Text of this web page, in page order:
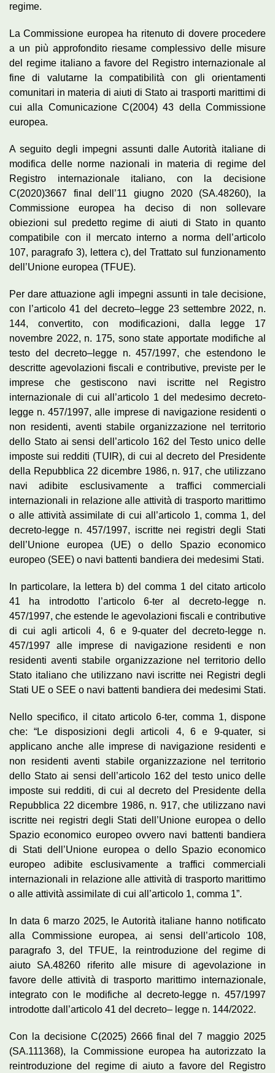
regime.
La Commissione europea ha ritenuto di dovere procedere
a un più approfondito riesame complessivo delle misure
del regime italiano a favore del Registro internazionale al
fine di valutarne la compatibilità con gli orientamenti
comunitari in materia di aiuti di Stato ai trasporti marittimi di
cui alla Comunicazione C(2004) 43 della Commissione
europea.
A seguito degli impegni assunti dalle Autorità italiane di
modifica delle norme nazionali in materia di regime del
Registro internazionale italiano, con la decisione
C(2020)3667 final dell’11 giugno 2020 (SA.48260), la
Commissione europea ha deciso di non sollevare
obiezioni sul predetto regime di aiuti di Stato in quanto
compatibile con il mercato interno a norma dell’articolo
107, paragrafo 3), lettera c), del Trattato sul funzionamento
dell’Unione europea (TFUE).
Per dare attuazione agli impegni assunti in tale decisione,
con l’articolo 41 del decreto–legge 23 settembre 2022, n.
144, convertito, con modificazioni, dalla legge 17
novembre 2022, n. 175, sono state apportate modifiche al
testo del decreto–legge n. 457/1997, che estendono le
descritte agevolazioni fiscali e contributive, previste per le
imprese che gestiscono navi iscritte nel Registro
internazionale di cui all’articolo 1 del medesimo decreto-
legge n. 457/1997, alle imprese di navigazione residenti o
non residenti, aventi stabile organizzazione nel territorio
dello Stato ai sensi dell’articolo 162 del Testo unico delle
imposte sui redditi (TUIR), di cui al decreto del Presidente
della Repubblica 22 dicembre 1986, n. 917, che utilizzano
navi adibite esclusivamente a traffici commerciali
internazionali in relazione alle attività di trasporto marittimo
o alle attività assimilate di cui all’articolo 1, comma 1, del
decreto-legge n. 457/1997, iscritte nei registri degli Stati
dell’Unione europea (UE) o dello Spazio economico
europeo (SEE) o navi battenti bandiera dei medesimi Stati.
In particolare, la lettera b) del comma 1 del citato articolo
41 ha introdotto l’articolo 6-ter al decreto-legge n.
457/1997, che estende le agevolazioni fiscali e contributive
di cui agli articoli 4, 6 e 9-quater del decreto-legge n.
457/1997 alle imprese di navigazione residenti e non
residenti aventi stabile organizzazione nel territorio dello
Stato italiano che utilizzano navi iscritte nei Registri degli
Stati UE o SEE o navi battenti bandiera dei medesimi Stati.
Nello specifico, il citato articolo 6-ter, comma 1, dispone
che: “Le disposizioni degli articoli 4, 6 e 9-quater, si
applicano anche alle imprese di navigazione residenti e
non residenti aventi stabile organizzazione nel territorio
dello Stato ai sensi dell’articolo 162 del testo unico delle
imposte sui redditi, di cui al decreto del Presidente della
Repubblica 22 dicembre 1986, n. 917, che utilizzano navi
iscritte nei registri degli Stati dell’Unione europea o dello
Spazio economico europeo ovvero navi battenti bandiera
di Stati dell’Unione europea o dello Spazio economico
europeo adibite esclusivamente a traffici commerciali
internazionali in relazione alle attività di trasporto marittimo
o alle attività assimilate di cui all’articolo 1, comma 1”.
In data 6 marzo 2025, le Autorità italiane hanno notificato
alla Commissione europea, ai sensi dell’articolo 108,
paragrafo 3, del TFUE, la reintroduzione del regime di
aiuto SA.48260 riferito alle misure di agevolazione in
favore delle attività di trasporto marittimo internazionale,
integrato con le modifiche al decreto-legge n. 457/1997
introdotte dall’articolo 41 del decreto– legge n. 144/2022.
Con la decisione C(2025) 2666 final del 7 maggio 2025
(SA.111368), la Commissione europea ha autorizzato la
reintroduzione del regime di aiuto a favore del Registro